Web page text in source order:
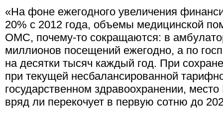
«На фоне ежегодного увеличения
20% с 2012 года, объемы медицинской
ОМС, почему-то сокращаются: в
миллионов посещений ежегодно, а по
на десятки тысяч каждый год. При
при текущей несбалансированной
государственном здравоохранении,
вряд ли перекочует в первую сотню до